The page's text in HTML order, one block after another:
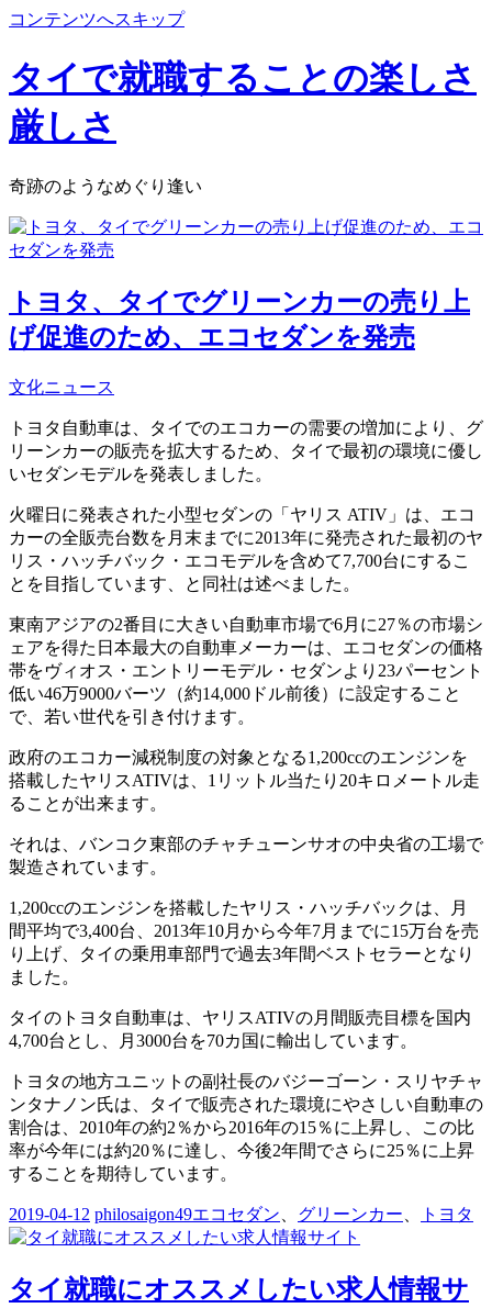
コンテンツへスキップ
タイで就職することの楽しさ
厳しさ
奇跡のようなめぐり逢い
トヨタ、タイでグリーンカーの売り上
げ促進のため、エコセダンを発売
文化ニュース
トヨタ自動車は、タイでのエコカーの需要の増加により、グ
リーンカーの販売を拡大するため、タイで最初の環境に優し
いセダンモデルを発表しました。
火曜日に発表された小型セダンの「ヤリス ATIV」は、エコ
カーの全販売台数を月末までに2013年に発売された最初のヤ
リス・ハッチバック・エコモデルを含めて7,700台にするこ
とを目指しています、と同社は述べました。
東南アジアの2番目に大きい自動車市場で6月に27％の市場シ
ェアを得た日本最大の自動車メーカーは、エコセダンの価格
帯をヴィオス・エントリーモデル・セダンより23パーセント
低い46万9000バーツ（約14,000ドル前後）に設定すること
で、若い世代を引き付けます。
政府のエコカー減税制度の対象となる1,200ccのエンジンを
搭載したヤリスATIVは、1リットル当たり20キロメートル走
ることが出来ます。
それは、バンコク東部のチャチューンサオの中央省の工場で
製造されています。
1,200ccのエンジンを搭載したヤリス・ハッチバックは、月
間平均で3,400台、2013年10月から今年7月までに15万台を売
り上げ、タイの乗用車部門で過去3年間ベストセラーとなり
ました。
タイのトヨタ自動車は、ヤリスATIVの月間販売目標を国内
4,700台とし、月3000台を70カ国に輸出しています。
トヨタの地方ユニットの副社長のバジーゴーン・スリヤチャ
ンタナノン氏は、タイで販売された環境にやさしい自動車の
割合は、2010年の約2％から2016年の15％に上昇し、この比
率が今年には約20％に達し、今後2年間でさらに25％に上昇
することを期待しています。
2019-04-12 philosaigon49エコセダン グリーンカー トヨタ
タイ就職にオススメしたい求人情報サ